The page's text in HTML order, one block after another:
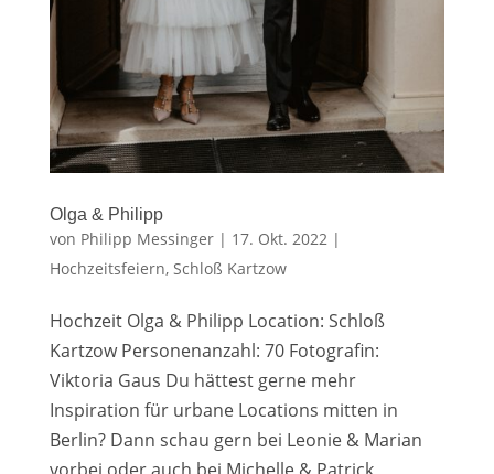
Olga & Philipp
von Philipp Messinger| 17. Okt. 2022 |
Hochzeitsfeiern, Schloß Kartzow
Hochzeit Olga & Philipp Location: Schloß
Kartzow Personenanzahl: 70 Fotografin:
Viktoria Gaus Du hättest gerne mehr
Inspiration für urbane Locations mitten in
Berlin? Dann schau gern bei Leonie & Marian
vorbei oder auch bei Michelle & Patrick